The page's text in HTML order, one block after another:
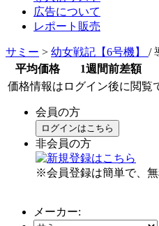
広告について
レポート販売
サミー > 幼女戦記【6号機】 /
平均価格
1週間前差額
価格情報はログイン後に閲覧
会員の方
ログインはこちら
非会員の方
※会員登録は簡単で、無
メーカー: